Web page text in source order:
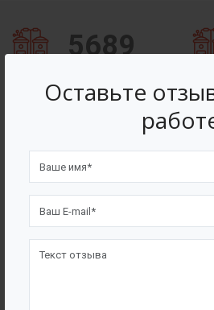
Оставьте
5689
Счастливых клиентов